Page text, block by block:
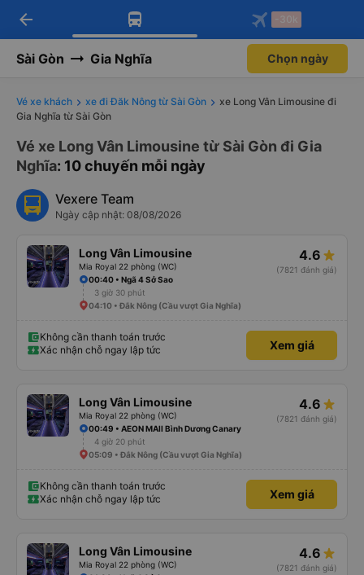
Tải app Vexere ngay!
Nhận ưu đãi thành viên độc
Mở app
Tải app Vexere
-30k/ghế khi đặt vé máy bay qua
Mở app
arrow_back -30k
Sài Gòn Gia Nghĩa Chọn ngày
Vé xe khách xe đi Đăk Nông từ Sài Gòn
xe Long Vân Limousine đi
Gia Nghĩa từ Sài Gòn
Vé xe Long Vân Limousine từ Sài Gòn đi Gia
Nghĩa: 10 chuyến mỗi ngày
Vexere Team
Ngày cập nhật: 08/08/2026
Long Vân Limousine
Mia Royal 22 phòng (WC)
4.6
(7821 đánh giá)
00:40 • Ngã 4 Sở Sao
3 giờ 30 phút
04:10 • Đắk Nông (Cầu vượt Gia Nghĩa)
Không cần thanh toán trước
Xác nhận chỗ ngay lập tức
Xem giá
Long Vân Limousine
Mia Royal 22 phòng (WC)
4.6
(7821 đánh giá)
00:49 • AEON MAll Bình Dương Canary
4 giờ 20 phút
05:09 • Đắk Nông (Cầu vượt Gia Nghĩa)
Không cần thanh toán trước
Xác nhận chỗ ngay lập tức
Xem giá
Long Vân Limousine
Mia Royal 22 phòng (WC)
4.6
(7821 đánh giá)